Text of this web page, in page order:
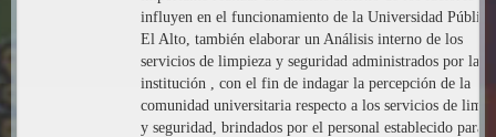
influyen en el funcionamiento de la Universidad Pública
El Alto, también elaborar un Análisis interno de los
servicios de limpieza y seguridad administrados por la
institución , con el fin de indagar la percepción de la
comunidad universitaria respecto a los servicios de
y seguridad, brindados por el personal establecido para